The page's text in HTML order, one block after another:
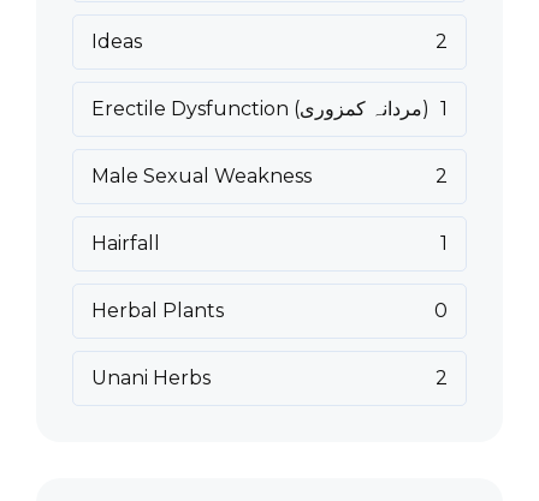
Ideas 2
Erectile Dysfunction (مردانہ کمزوری) 1
Male Sexual Weakness 2
Hairfall 1
Herbal Plants 0
Unani Herbs 2